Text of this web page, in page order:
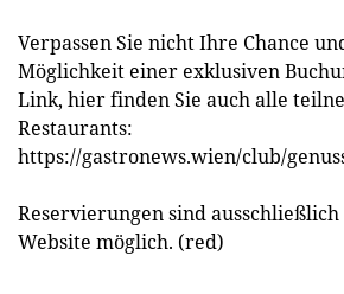
Verpassen Sie nicht Ihre Chance
Möglichkeit einer exklusiven
Link, hier finden Sie auch alle
Restaurants:
https://gastronews.wien/club/
Reservierungen sind
Website möglich. (red)